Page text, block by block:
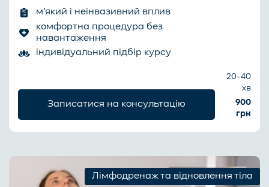
м’який і неінвазивний вплив
комфортна процедура без
навантаження
індивідуальний підбір курсу
Записатися на консультацію
20-40
хв
900
грн
Лімфодренаж та відновлення тіла